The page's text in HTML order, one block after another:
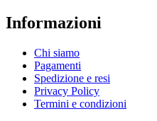
Informazioni
Chi siamo
Pagamenti
Spedizione e resi
Privacy Policy
Termini e condizioni